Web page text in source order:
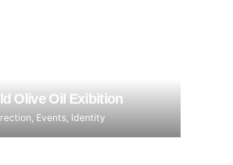
Olive Oil Exibition
Events Identity